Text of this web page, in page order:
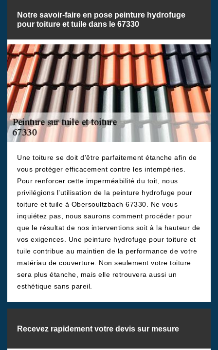
Notre savoir-faire en pose peinture hydrofuge
pour toiture et tuile dans le 67330
Une toiture se doit d’être parfaitement étanche afin de
vous protéger efficacement contre les intempéries.
Pour renforcer cette imperméabilité du toit, nous
privilégions l’utilisation de la peinture hydrofuge pour
toiture et tuile à Obersoultzbach 67330. Ne vous
inquiétez pas, nous saurons comment procéder pour
que le résultat de nos interventions soit à la hauteur de
vos exigences. Une peinture hydrofuge pour toiture et
tuile contribue au maintien de la performance de votre
matériau de couverture. Non seulement votre toiture
sera plus étanche, mais elle retrouvera aussi un
esthétique sans pareil.
Recevez rapidement votre devis sur mesure